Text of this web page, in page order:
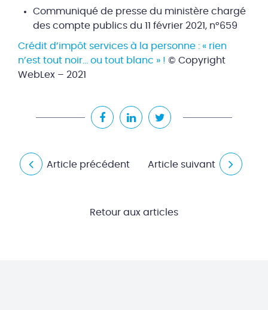
Communiqué de presse du ministère chargé
des compte publics du 11 février 2021, n°659
Crédit d’impôt services à la personne : « rien
n’est tout noir… ou tout blanc » ! © Copyright
WebLex – 2021
Article précédent Article suivant
Retour aux articles